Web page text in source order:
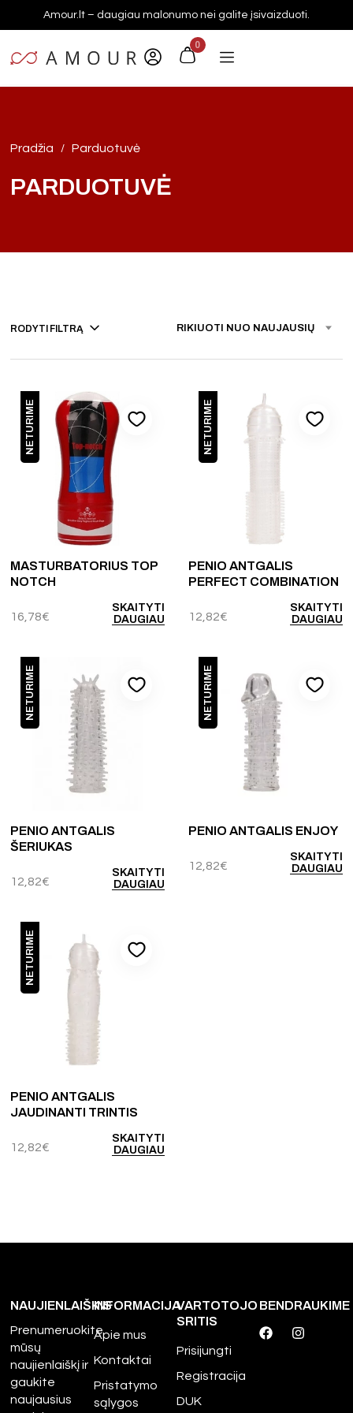
Amour.lt – daugiau malonumo nei galite įsivaizduoti.
0
Pradžia / Parduotuvė
PARDUOTUVĖ
RODYTI FILTRĄ RIKIUOTI NUO NAUJAUSIŲ
NETURIME
MASTURBATORIUS TOP
NOTCH
16,78€
SKAITYTI
DAUGIAU
NETURIME
PENIO ANTGALIS
PERFECT COMBINATION
12,82€
SKAITYTI
DAUGIAU
NETURIME
PENIO ANTGALIS
ŠERIUKAS
12,82€
SKAITYTI
DAUGIAU
NETURIME
PENIO ANTGALIS ENJOY
12,82€
SKAITYTI
DAUGIAU
NETURIME
PENIO ANTGALIS
JAUDINANTI TRINTIS
12,82€
SKAITYTI
DAUGIAU
NAUJIENLAIŠKIS
Prenumeruokite
mūsų
naujienlaiškį ir
gaukite
naujausius
INFORMACIJA
Apie mus
Kontaktai
Pristatymo
sąlygos
VARTOTOJO
SRITIS
Prisijungti
Registracija
DUK
BENDRAUKIME